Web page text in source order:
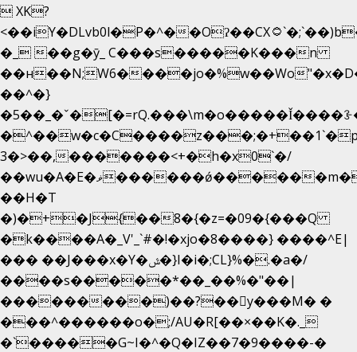
 XK?
<��iY�DLvb0l�P�^��Oʔ��CX۝`�;`��)b���'�p�&v5(�
�_ ��g�ӯ_ C���s�����K���n
��н��N;W6����jo�%w��Wo
��^�}
�5��
3�>��,�������<+�h�x0`�/
��wu�A�E�ޥ������ǿ������m��d�C��9��e�D��1�2�/
��H�T
�)�+�J{��8�{�z=�09�{���Q
�k����A�_V'_`#�!�xjo�8����} ����^E|
��� ��J���x�Y�ݜ�}I�i�;CL}%�.�a�/
����s�����*��_��%�"��|
���������)��?��򥞾y���M� �
���^������o�;/AU�R[��×��K�._
�`�����G~I�^�Q�IZ��7�9����-�